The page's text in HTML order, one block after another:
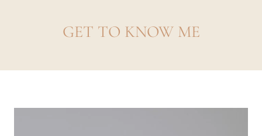
GET TO KNOW ME